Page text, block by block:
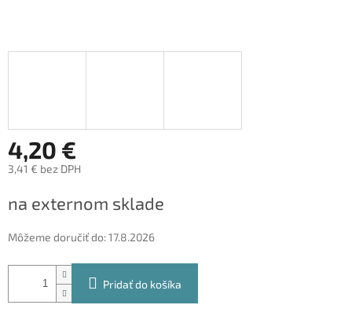
4,20 €
3,41 € bez DPH
cena:
na externom sklade
Môžeme doručiť do:17.8.2026
Pridať do košíka